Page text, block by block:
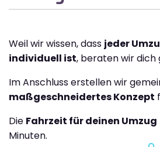
Weil wir wissen, dass jeder
individuell ist, beraten wir dich
Im Anschluss erstellen wir
maßgeschneidertes Konzept
Die Fahrzeit für deinen Umzug
Minuten.